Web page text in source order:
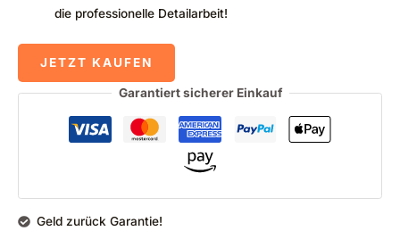
die professionelle Detailarbeit!
JETZT KAUFEN
Garantiert sicherer Einkauf
Geld zurück Garantie!